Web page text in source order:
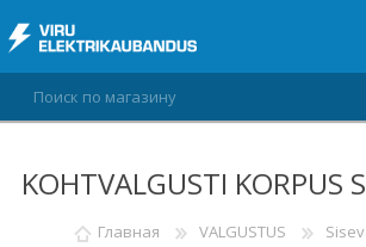
ВОЙТИ
СПИСОК ПОЖЕЛАНИЙ 0
KOHTVALGUSTI KORPUS
Главная VALGUSTUS